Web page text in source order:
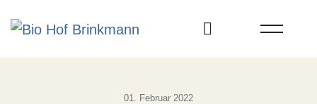
01. Februar 2022